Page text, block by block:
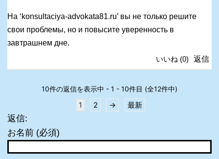
На ‘konsultaciya-advokata81.ru’ вы не только решите
свои проблемы, но и повысите уверенность в
завтрашнем дне.
返信
いいね (0)
10件の返信を表示中 - 1 - 10件目 (全12件中)
1 2 → 最新
返信:
お名前 (必須)